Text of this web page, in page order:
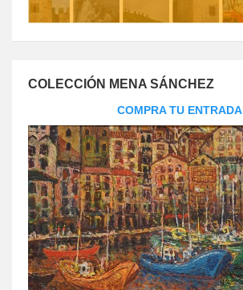
COLECCIÓN MENA SÁNCHEZ
COMPRA TU ENTRADA